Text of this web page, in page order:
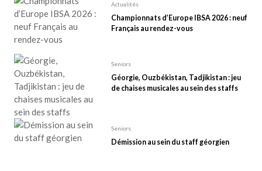
Actualités
Championnats d’Europe IBSA 2026 : neuf
Français au rendez-vous
Seniors
Géorgie, Ouzbékistan, Tadjikistan : jeu
de chaises musicales au sein des staffs
Seniors
Démission au sein du staff géorgien